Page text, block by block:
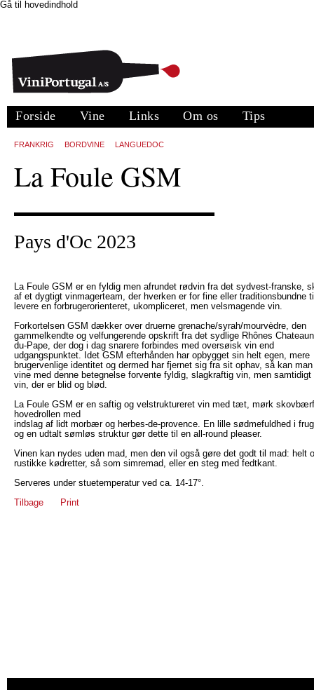
Gå til hovedindhold
Forside Vine Links Om os Tips
FRANKRIG BORDVINE LANGUEDOC
La Foule GSM
Pays d'Oc 2023
La Foule GSM er en fyldig men afrundet rødvin fra det sydvest-franske,
af et dygtigt vinmagerteam, der hverken er for fine eller traditionsbundne
levere en forbrugerorienteret, ukompliceret, men velsmagende vin.
Forkortelsen GSM dækker over druerne grenache/syrah/mourvèdre, den
gammelkendte og velfungerende opskrift fra det sydlige Rhônes
du-Pape, der dog i dag snarere forbindes med oversøisk vin end
udgangspunktet. Idet GSM efterhånden har opbygget sin helt egen, mere
brugervenlige identitet og dermed har fjernet sig fra sit ophav, så kan
vine med denne betegnelse forvente fyldig, slagkraftig vin, men samtidigt
vin, der er blid og blød.
La Foule GSM er en saftig og velstruktureret vin med tæt, mørk
hovedrollen med
indslag af lidt morbær og herbes-de-provence. En lille sødmefuldhed i
og en udtalt sømløs struktur gør dette til en all-round pleaser.
Vinen kan nydes uden mad, men den vil også gøre det godt til mad: helt
rustikke kødretter, så som simremad, eller en steg med fedtkant.
Serveres under stuetemperatur ved ca. 14-17°.
Tilbage
Print